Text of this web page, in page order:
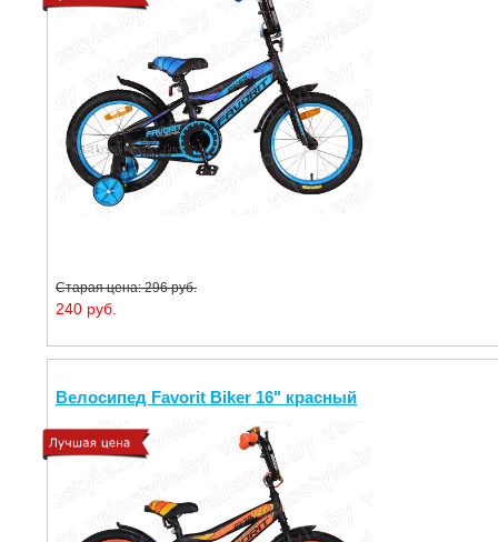
Старая цена: 296 руб.
240 руб.
Велосипед Favorit Biker 16" красный